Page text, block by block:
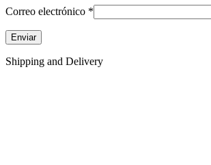
Correo electrónico *
Shipping and Delivery